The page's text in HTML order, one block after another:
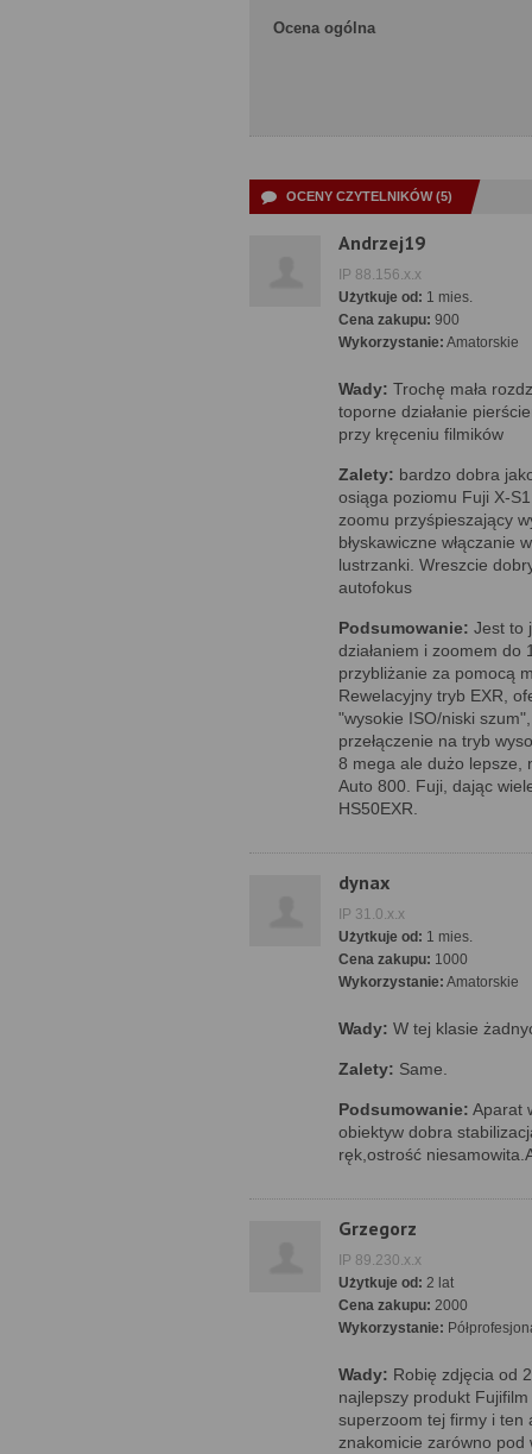
Ocena ogólna
OCENY CZYTELNIKÓW (5)
Andrzej19
IP 88.156.x.x
Użytkuje od: 1 mies.
Cena zakupu: 900
Wykorzystanie: Amatorskie
Wady: Trochę mała
toporne działanie
przy kręceniu filmików
Zalety: bardzo dobra
osiąga poziomu Fuji X-
zoomu przyśpieszający
błyskawiczne
lustrzanki. Wreszcie
autofokus
Podsumowanie: Jest to
działaniem i zoomem
przybliżanie za pomocą
Rewelacyjny tryb EXR,
"wysokie ISO/niski
przełączenie na tryb
8 mega ale dużo lepsze,
Auto 800. Fuji, dając
HS50EXR.
dynax
IP 31.0.x.x
Użytkuje od: 1 mies.
Cena zakupu: 1000
Wykorzystanie: Amatorskie
Wady: W tej klasie
Zalety: Same.
Podsumowanie: Aparat
obiektyw dobra
ręk,ostrość
Grzegorz
IP 89.230.x.x
Użytkuje od: 2 lat
Cena zakupu: 2000
Wykorzystanie:
Wady: Robię zdjęcia od
najlepszy produkt
superzoom tej firmy i ten
znakomicie zarówno